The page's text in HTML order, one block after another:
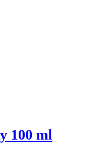
100 ml